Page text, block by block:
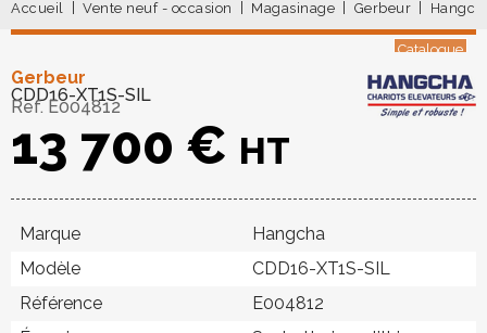
Accueil Vente neuf - occasion Magasinage Gerbeur
Catalogue
Gerbeur
CDD16-XT1S-SIL
Ref.E004812
13 700 € HT
Marque
Hangcha
Modèle
CDD16-XT1S-SIL
Référence
E004812